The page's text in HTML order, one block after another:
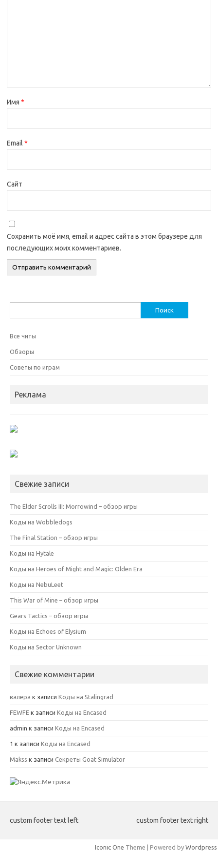
Имя *
Email *
Сайт
Сохранить моё имя, email и адрес сайта в этом браузере для
последующих моих комментариев.
Все читы
Обзоры
Советы по играм
Реклама
Свежие записи
The Elder Scrolls III: Morrowind – обзор игры
Коды на Wobbledogs
The Final Station – обзор игры
Коды на Hytale
Коды на Heroes of Might and Magic: Olden Era
Коды на NebuLeet
This War of Mine – обзор игры
Gears Tactics – обзор игры
Коды на Echoes of Elysium
Коды на Sector Unknown
Свежие комментарии
валера к записи Коды на Stalingrad
FEWFE к записи Коды на Encased
admin к записи Коды на Encased
1 к записи Коды на Encased
Makss к записи Секреты Goat Simulator
custom footer text left custom footer text right
Iconic One Theme | Powered by Wordpress